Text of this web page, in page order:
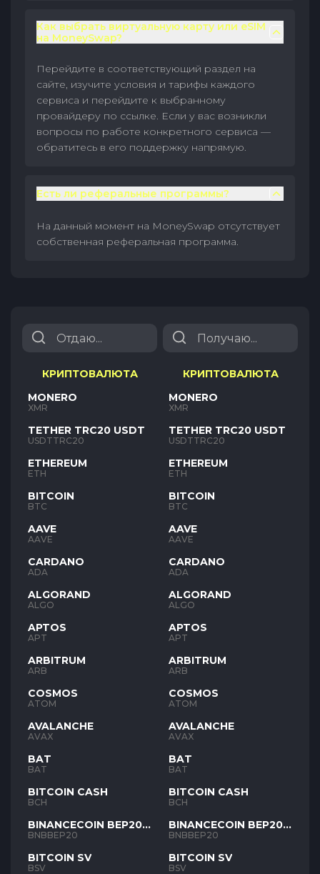
Как выбрать виртуальную карту или eSIM
на MoneySwap?
Перейдите в соответствующий раздел на
сайте, изучите условия и тарифы каждого
сервиса и перейдите к выбранному
провайдеру по ссылке. Если у вас возникли
вопросы по работе конкретного сервиса —
обратитесь в его поддержку напрямую.
Есть ли реферальные программы?
На данный момент на MoneySwap отсутствует
собственная реферальная программа.
КРИПТОВАЛЮТА
MONERO
XMR
TETHER TRC20 USDT
USDTTRC20
ETHEREUM
ETH
BITCOIN
BTC
AAVE
AAVE
CARDANO
ADA
ALGORAND
ALGO
APTOS
APT
ARBITRUM
ARB
COSMOS
ATOM
AVALANCHE
AVAX
BAT
BAT
BITCOIN CASH
BCH
BINANCECOIN BEP20
BNB
BNBBEP20
BITCOIN SV
BSV
КРИПТОВАЛЮТА
MONERO
XMR
TETHER TRC20 USDT
USDTTRC20
ETHEREUM
ETH
BITCOIN
BTC
AAVE
AAVE
CARDANO
ADA
ALGORAND
ALGO
APTOS
APT
ARBITRUM
ARB
COSMOS
ATOM
AVALANCHE
AVAX
BAT
BAT
BITCOIN CASH
BCH
BINANCECOIN BEP20
BNB
BNBBEP20
BITCOIN SV
BSV